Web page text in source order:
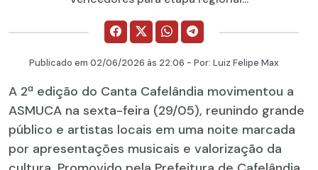
Publicado em 02/06/2026 às 22:06 - Por: Luiz Felipe Max
A 2ª edição do Canta Cafelândia movimentou a
ASMUCA na sexta-feira (29/05), reunindo grande
público e artistas locais em uma noite marcada
por apresentações musicais e valorização da